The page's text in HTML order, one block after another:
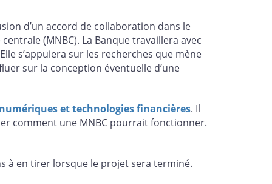
d’un accord de collaboration dans le
(MNBC). La Banque travaillera avec
s’appuiera sur les recherches que mène
sur la conception éventuelle d’une
et technologies financières. Il
comment une MNBC pourrait fonctionner.
à en tirer lorsque le projet sera terminé.